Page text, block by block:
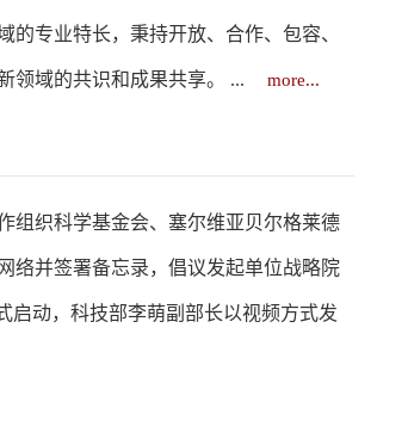
专业特长，秉持开放、合作、包容、
领域的共识和成果共享。 ... more...
组织科学基金会、塞尔维亚贝尔格莱德
络并签署备忘录，倡议发起单位战略院
启动，科技部李萌副部长以视频方式发